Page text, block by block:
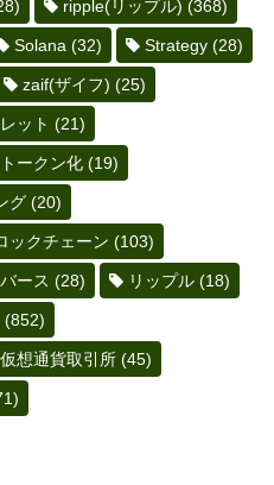
ripple(リップル) (368)
Solana (32) Strategy (28)
zaif(ザイフ) (25)
ット (21)
トークン化 (19)
グ (20)
ックチェーン (103)
ース (28) リップル (18)
(852)
仮想通貨取引所 (45)